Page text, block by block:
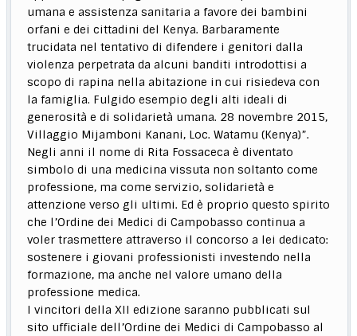
umana e assistenza sanitaria a favore dei bambini
orfani e dei cittadini del Kenya. Barbaramente
trucidata nel tentativo di difendere i genitori dalla
violenza perpetrata da alcuni banditi introdottisi a
scopo di rapina nella abitazione in cui risiedeva con
la famiglia. Fulgido esempio degli alti ideali di
generosità e di solidarietà umana. 28 novembre 2015,
Villaggio Mijamboni Kanani, Loc. Watamu (Kenya)”.
Negli anni il nome di Rita Fossaceca è diventato
simbolo di una medicina vissuta non soltanto come
professione, ma come servizio, solidarietà e
attenzione verso gli ultimi. Ed è proprio questo spirito
che l’Ordine dei Medici di Campobasso continua a
voler trasmettere attraverso il concorso a lei dedicato:
sostenere i giovani professionisti investendo nella
formazione, ma anche nel valore umano della
professione medica.
I vincitori della XII edizione saranno pubblicati sul
sito ufficiale dell’Ordine dei Medici di Campobasso al